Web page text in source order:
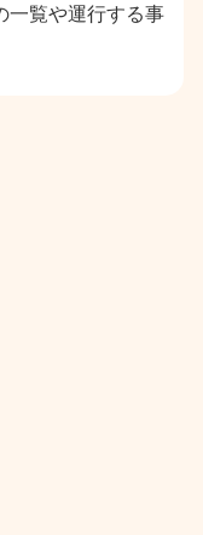
一覧や運行する事